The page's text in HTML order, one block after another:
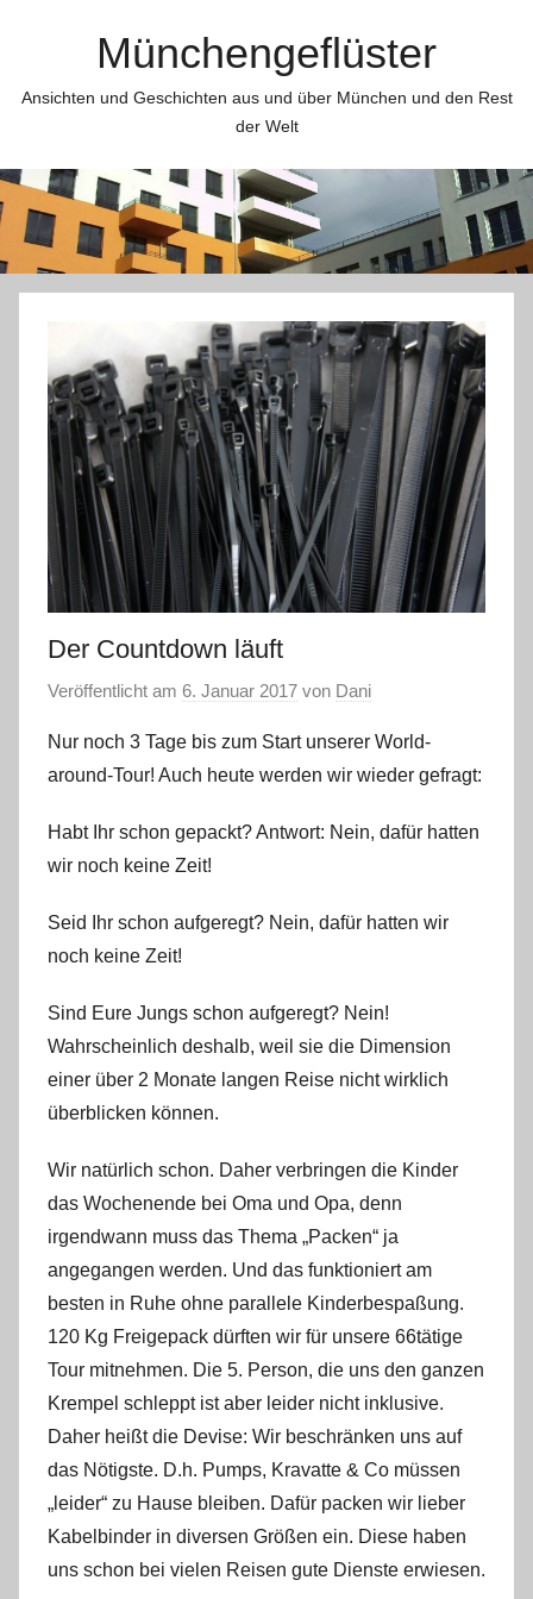
Münchengeflüster
Ansichten und Geschichten aus und über München und den Rest
der Welt
Der Countdown läuft
Veröffentlicht am 6. Januar 2017 von Dani
Nur noch 3 Tage bis zum Start unserer World-
around-Tour! Auch heute werden wir wieder gefragt:
Habt Ihr schon gepackt?Antwort: Nein, dafür hatten
wir noch keine Zeit!
Seid Ihr schon aufgeregt? Nein, dafür hatten wir
noch keine Zeit!
Sind Eure Jungs schon aufgeregt? Nein!
Wahrscheinlich deshalb, weil sie die Dimension
einer über 2 Monate langen Reise nicht wirklich
überblicken können.
Wir natürlich schon. Daher verbringen die Kinder
das Wochenende bei Oma und Opa, denn
irgendwann muss das Thema „Packen“ ja
angegangen werden. Und das funktioniert am
besten in Ruhe ohne parallele Kinderbespaßung.
120 Kg Freigepack dürften wir für unsere 66tätige
Tour mitnehmen. Die 5. Person, die uns den ganzen
Krempel schleppt ist aber leider nicht inklusive.
Daher heißt die Devise: Wir beschränken uns auf
das Nötigste. D.h. Pumps, Kravatte & Co müssen
„leider“ zu Hause bleiben. Dafür packen wir lieber
Kabelbinder in diversen Größen ein. Diese haben
uns schon bei vielen Reisen gute Dienste erwiesen.